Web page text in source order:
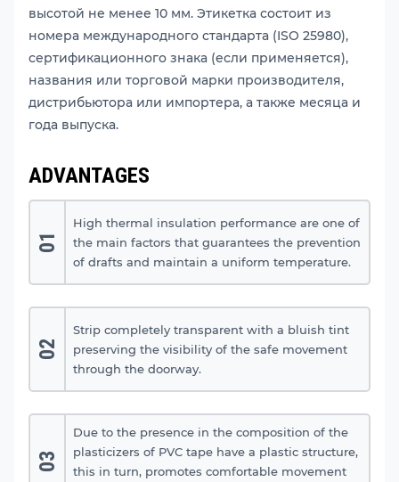
высотой не менее 10 мм. Этикетка состоит из
номера международного стандарта (ISO 25980),
сертификационного знака (если применяется),
названия или торговой марки производителя,
дистрибьютора или импортера, а также месяца и
года выпуска.
ADVANTAGES
01
High thermal insulation performance are one of
the main factors that guarantees the prevention
of drafts and maintain a uniform temperature.
02
Strip completely transparent with a bluish tint
preserving the visibility of the safe movement
through the doorway.
03
Due to the presence in the composition of the
plasticizers of PVC tape have a plastic structure,
this in turn, promotes comfortable movement